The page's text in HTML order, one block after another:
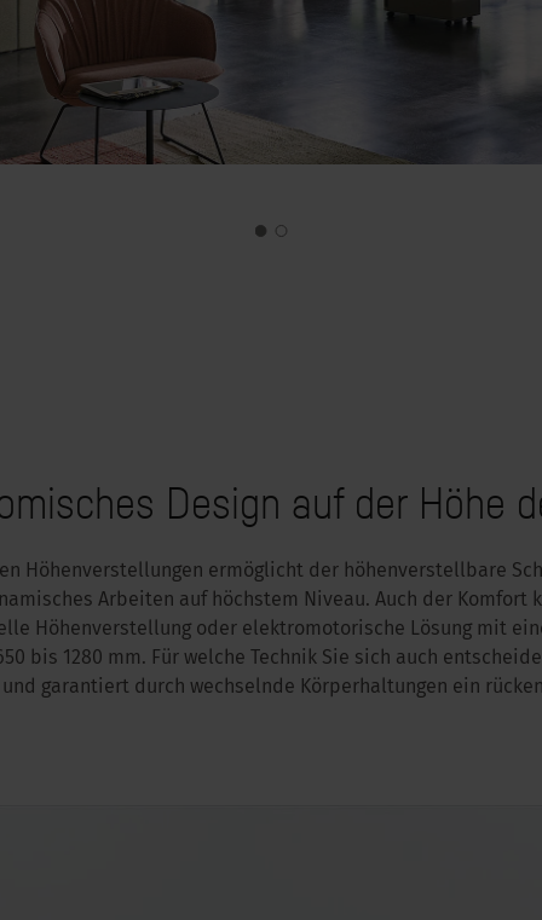
Design auf der Höhe
Höhenverstellungen ermöglicht der höhenverstellbare
Arbeiten auf höchstem Niveau. Auch der Komfort
Höhenverstellung oder elektromotorische Lösung mit
bis 1280 mm. Für welche Technik Sie sich auch
garantiert durch wechselnde Körperhaltungen ein